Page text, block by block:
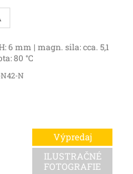
6 mm | magn. sila: cca. 5,1
80 °C
N
Výpredaj
ILUSTRAČNÉ
FOTOGRAFIE